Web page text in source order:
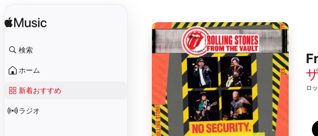
検索
ホーム
新着おすすめ
ラジオ
ロ